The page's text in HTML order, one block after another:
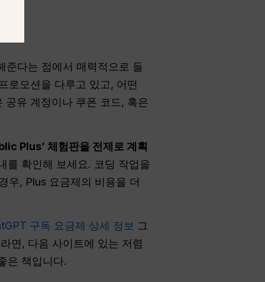
준다는 점에서 매력적으로 들
로모션을 다루고 있고, 어떤
공유 계정이나 쿠폰 코드, 혹은
Plus’ 체험판을 전제로 계획
를 확인해 보세요. 코딩 작업을
우, Plus 요금제의 비용을 더
구독 요금제 상세 정보 그
면, 다음 사이트에 있는 저렴
은 책입니다.